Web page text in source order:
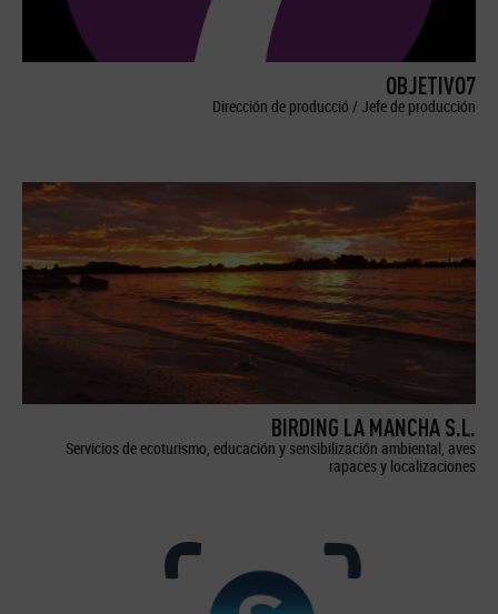
OBJETIVO7
Dirección de producció / Jefe de producción
BIRDING LA MANCHA S.L.
Servicios de ecoturismo, educación y sensibilización ambiental, aves
rapaces y localizaciones